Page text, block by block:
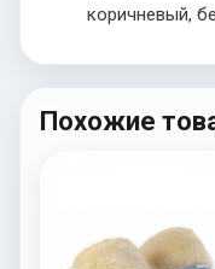
коричневый,
Похожие